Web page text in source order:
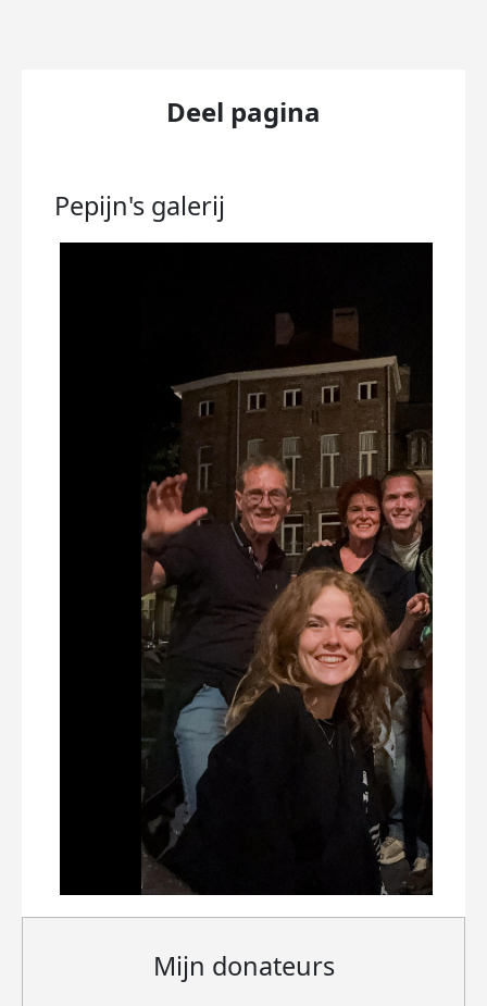
Deel pagina
Pepijn's galerij
Mijn donateurs